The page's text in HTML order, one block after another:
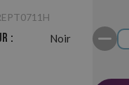
: Noir